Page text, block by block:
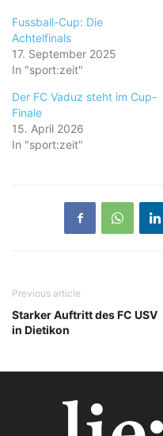
Fussball-Cup: Die
Achtelfinals
17. September 2025
In "sport:zeit"
Der FC Vaduz steht im Cup-
Finale
15. April 2026
In "sport:zeit"
Previous article
Starker Auftritt des FC USV
in Dietikon